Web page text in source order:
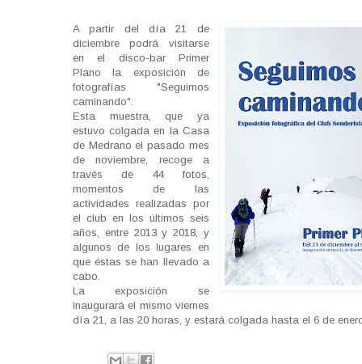
A partir del día 21 de
diciembre podrá visitarse
en el disco-bar Primer
Plano la exposición de
fotografías "Seguimos
caminando".
Esta muestra, que ya
estuvo colgada en la Casa
de Medrano el pasado mes
de noviembre, recoge a
través de 44 fotos,
momentos de las
actividades realizadas por
el club en los últimos seis
años, entre 2013 y 2018, y
algunos de los lugares en
que éstas se han llevado a
cabo.
La exposición se
inaugurará el mismo viernes
día 21, a las 20 horas, y estará colgada hasta el 6 de